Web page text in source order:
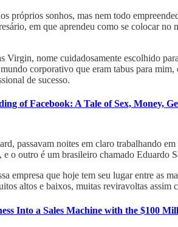
próprios sonhos, mas nem todo
em que aprendeu como se colocar
Virgin, nome cuidadosamente escolhido
corporativo que eram tabus para
de sucesso.
of Facebook: A Tale of Sex, Money,
passavam noites em claro trabalhando
o outro é um brasileiro chamado
empresa que hoje tem seu lugar entre as
altos e baixos, muitas reviravoltas assim
Into a Sales Machine with the $100